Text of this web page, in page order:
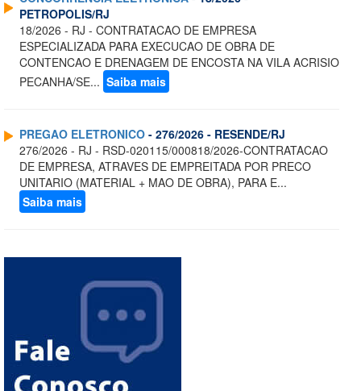
PETROPOLIS/RJ
18/2026 - RJ - CONTRATACAO DE EMPRESA
ESPECIALIZADA PARA EXECUCAO DE OBRA DE
CONTENCAO E DRENAGEM DE ENCOSTA NA VILA ACRISIO
PECANHA/SE... Saiba mais
PREGAO ELETRONICO - 276/2026 - RESENDE/RJ
276/2026 - RJ - RSD-020115/000818/2026-CONTRATACAO
DE EMPRESA, ATRAVES DE EMPREITADA POR PRECO
UNITARIO (MATERIAL + MAO DE OBRA), PARA E...
Saiba mais